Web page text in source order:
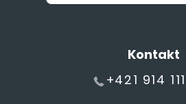
Kontakt
+421 914